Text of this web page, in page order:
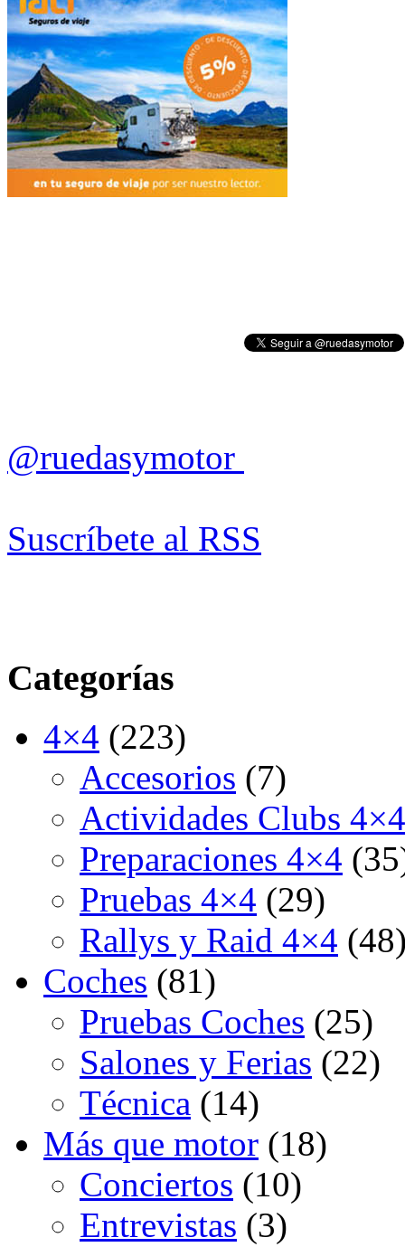
@ruedasymotor
Suscríbete al RSS
Categorías
4×4 (223)
Accesorios (7)
Actividades Clubs 4×4
Preparaciones 4×4
Pruebas 4×4 (29)
Rallys y Raid 4×4
Coches (81)
Pruebas Coches (25)
Salones y Ferias (22)
Técnica (14)
Más que motor (18)
Conciertos (10)
Entrevistas (3)